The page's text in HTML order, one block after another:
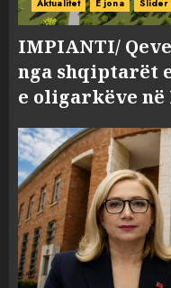
Aktualitet E jona Slider
IMPIANTI/
nga shqiptarët
e oligarkëve në